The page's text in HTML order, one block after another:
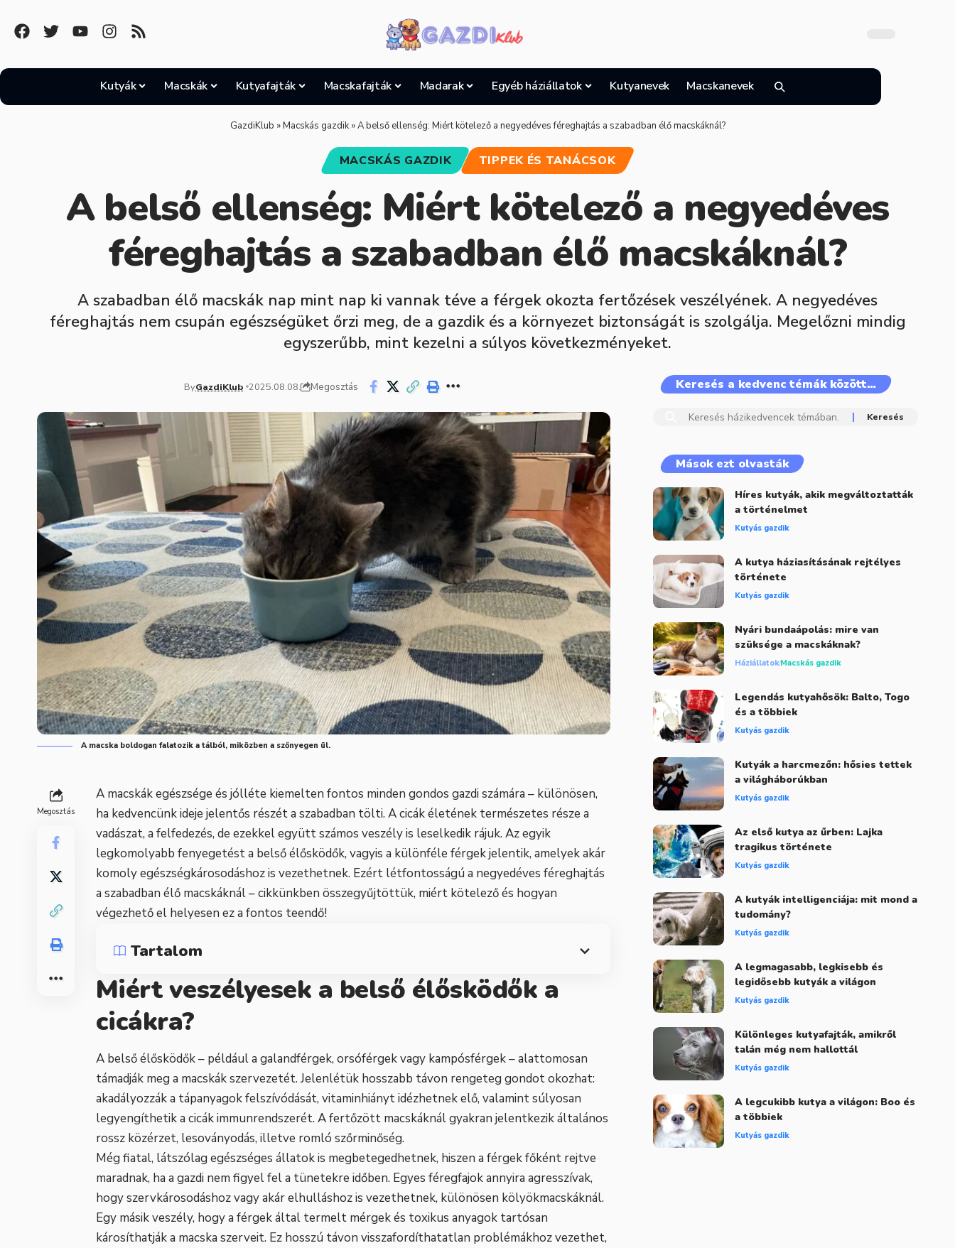
Kutyák Macskák Kutyafajták Macskafajták Madarak Egyéb háziállatok Kutyanevek Macskanevek
GazdiKlub »Macskás gazdik»A belső ellenség: Miért kötelező a negyedéves féreghajtás a szabadban élő macskáknál?
MACSKÁS GAZDIK TIPPEK ÉS TANÁCSOK
A belső ellenség: Miért kötelező a negyedéves
féreghajtás a szabadban élő macskáknál?
A szabadban élő macskák nap mint nap ki vannak téve a férgek okozta fertőzések veszélyének. A negyedéves
féreghajtás nem csupán egészségüket őrzi meg, de a gazdik és a környezet biztonságát is szolgálja. Megelőzni mindig
egyszerűbb, mint kezelni a súlyos következményeket.
ByGazdiKlub 2025.08.08. Megosztás
A macska boldogan falatozik a tálból, miközben a szőnyegen ül.
Megosztás
A macskák egészsége és jólléte kiemelten fontos minden gondos gazdi számára – különösen,
ha kedvencünk ideje jelentős részét a szabadban tölti. A cicák életének természetes része a
vadászat, a felfedezés, de ezekkel együtt számos veszély is leselkedik rájuk. Az egyik
legkomolyabb fenyegetést a belső élősködők, vagyis a különféle férgek jelentik, amelyek akár
komoly egészségkárosodáshoz is vezethetnek. Ezért létfontosságú a negyedéves féreghajtás
a szabadban élő macskáknál – cikkünkben összegyűjtöttük, miért kötelező és hogyan
végezhető el helyesen ez a fontos teendő!
Tartalom
Miért veszélyesek a belső élősködők a
cicákra?
A belső élősködők – például a galandférgek, orsóférgek vagy kampósférgek – alattomosan
támadják meg a macskák szervezetét. Jelenlétük hosszabb távon rengeteg gondot okozhat:
akadályozzák a tápanyagok felszívódását, vitaminhiányt idézhetnek elő, valamint súlyosan
legyengíthetik a cicák immunrendszerét. A fertőzött macskáknál gyakran jelentkezik általános
rossz közérzet, lesoványodás, illetve romló szőrminőség.
Még fiatal, látszólag egészséges állatok is megbetegedhetnek, hiszen a férgek főként rejtve
maradnak, ha a gazdi nem figyel fel a tünetekre időben. Egyes féregfajok annyira agresszívak,
hogy szervkárosodáshoz vagy akár elhulláshoz is vezethetnek, különösen kölyökmacskáknál.
Egy másik veszély, hogy a férgek által termelt mérgek és toxikus anyagok tartósan
károsíthatják a macska szerveit. Ez hosszú távon visszafordíthatatlan problémákhoz vezethet,
Keresés a kedvenc témák között…
Mások ezt olvasták
Híres kutyák, akik megváltoztatták
a történelmet
Kutyás gazdik
A kutya háziasításának rejtélyes
története
Kutyás gazdik
Nyári bundaápolás: mire van
szüksége a macskáknak?
HáziállatokMacskás gazdik
Legendás kutyahősök: Balto, Togo
és a többiek
Kutyás gazdik
Kutyák a harcmezőn: hősies tettek
a világháborúkban
Kutyás gazdik
Az első kutya az űrben: Lajka
tragikus története
Kutyás gazdik
A kutyák intelligenciája: mit mond a
tudomány?
Kutyás gazdik
A legmagasabb, legkisebb és
legidősebb kutyák a világon
Kutyás gazdik
Különleges kutyafajták, amikről
talán még nem hallottál
Kutyás gazdik
A legcukibb kutya a világon: Boo és
a többiek
Kutyás gazdik